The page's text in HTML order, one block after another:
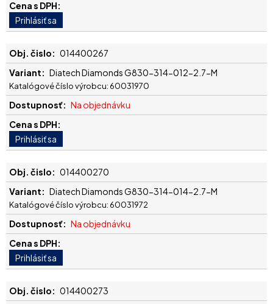
014400267
Diatech Diamonds G830-314-012-2.7-M
Katalógové číslo výrobcu: 60031970
Na objednávku
014400270
Diatech Diamonds G830-314-014-2.7-M
Katalógové číslo výrobcu: 60031972
Na objednávku
014400273